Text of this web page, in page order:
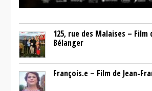
125, rue des Malaises – Film
Bélanger
François.e – Film de Jean-